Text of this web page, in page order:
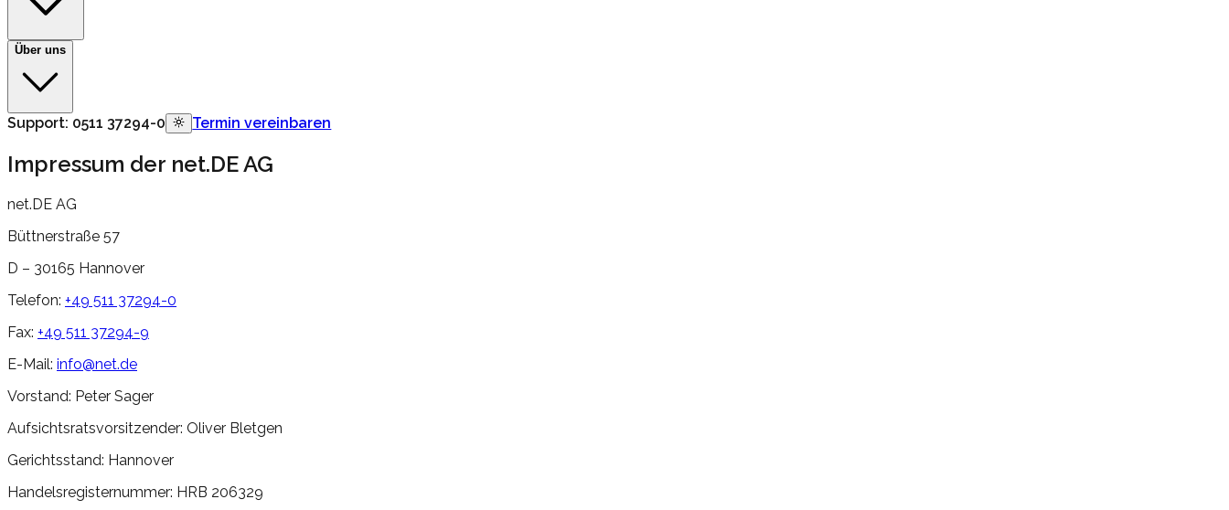
Über uns
Support: 0511 37294-0 Termin vereinbaren
Impressum der net.DE AG
net.DE AG
Büttnerstraße 57
D – 30165 Hannover
Telefon: +49 511 37294-0
Fax: +49 511 37294-9
E-Mail: info@net.de
Vorstand: Peter Sager
Aufsichtsratsvorsitzender: Oliver Bletgen
Gerichtsstand: Hannover
Handelsregisternummer: HRB 206329